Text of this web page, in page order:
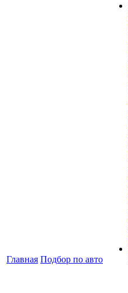
Главная Подбор по авто